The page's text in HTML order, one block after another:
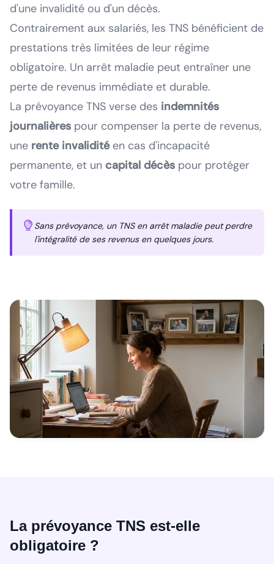
d'une invalidité ou d'un décès.
Contrairement aux salariés, les TNS bénéficient de
prestations très limitées de leur régime
obligatoire. Un arrêt maladie peut entraîner une
perte de revenus immédiate et durable.
La prévoyance TNS verse des indemnités
journalières pour compenser la perte de revenus,
une rente invaliditéen cas d'incapacité
permanente, et un capital décès pour protéger
votre famille.
Sans prévoyance, un TNS en arrêt maladie peut perdre
l'intégralité de ses revenus en quelques jours.
La prévoyance TNS est-elle
obligatoire ?